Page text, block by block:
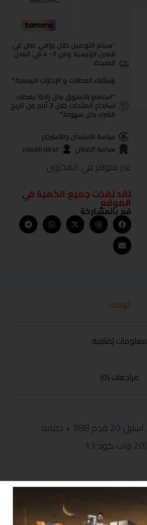
"سيتم التوصيل خلال يومي عمل في
المدن الرئيسية ومن 3- 4 في المدن
البعيدة.
بإستثناء العطلات و الإجازات الرسمية."
"استمتع بالتسوق بكل راحة! يمكنك
استرجاع المنتجات خلال 3 أيام من تاريخ
الشراء بكل سهولة."
سياسة الأستبدال والأسترجاع
سياسة الضمان
خدمة العملاء
غير متوفر في المخزون
لقد نفذت جميع الكمية في
الموقع
قم بالمشاركة
الوصف
معلومات إضافية
مراجعات (0)
ثلاجة جي في سي دولابي استيل 20 قدم 888 + دفاية